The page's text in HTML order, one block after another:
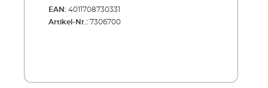
EAN: 4011708730331
Artikel-Nr.: 7306700